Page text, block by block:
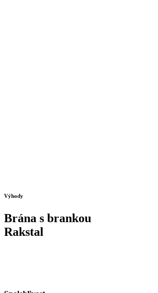
Výhody
Brána s brankou
Rakstal